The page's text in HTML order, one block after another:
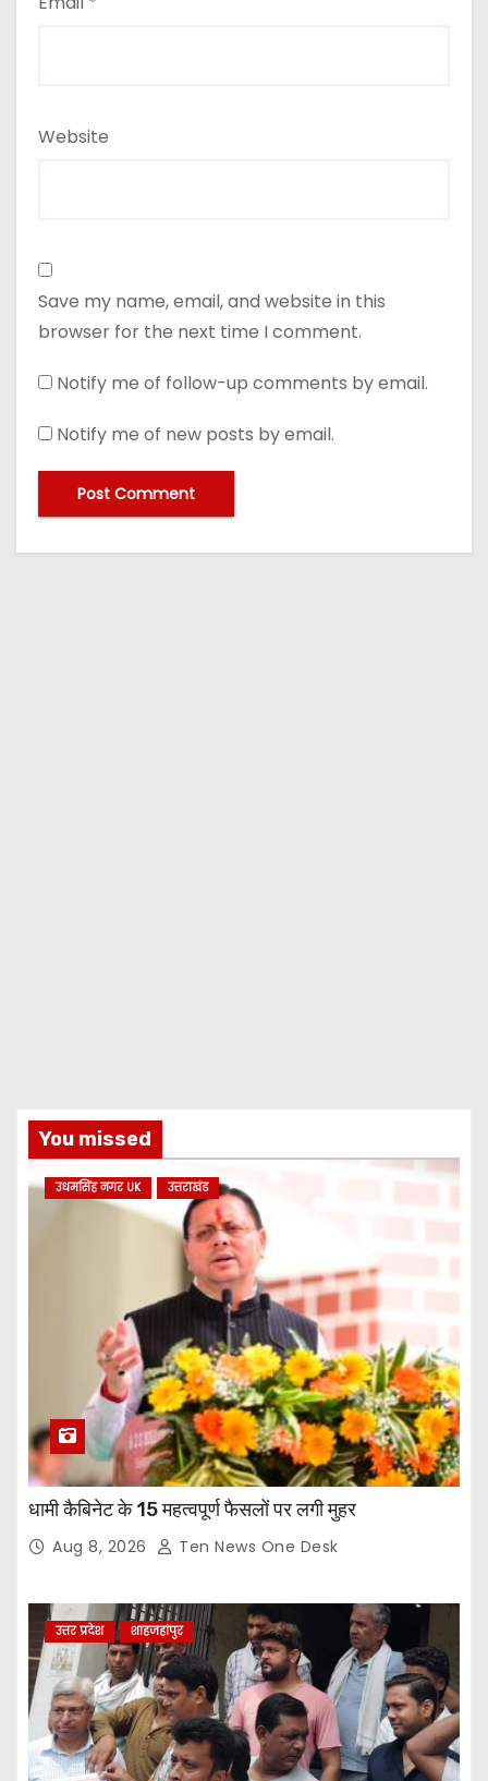
Website
Save my name, email, and website in this
browser for the next time I comment.
Notify me of follow-up comments by email.
Notify me of new posts by email.
You missed
उधमसिंह नगर UK उत्तराखंड
धामी कैबिनेट के 15 महत्वपूर्ण फैसलों पर लगी मुहर
Aug 8, 2026 Ten News One Desk
उत्तर प्रदेश शाहजहांपुर